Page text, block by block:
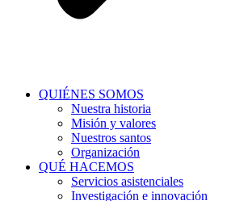
QUIÉNES SOMOS
Nuestra historia
Misión y valores
Nuestros santos
Organización
QUÉ HACEMOS
Servicios asistenciales
Investigación e innovación